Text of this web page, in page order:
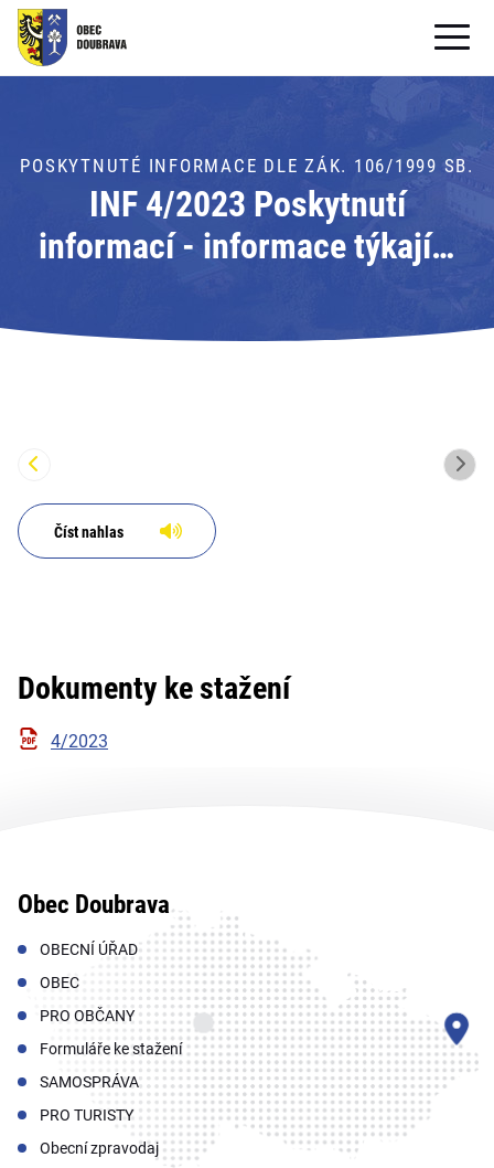
OBECNÍ ÚŘAD
PRO OBČANY
Formuláře ke stažení
PRO TURISTY
POSKYTNUTÉ INFORMACE DLE ZÁK. 106/1999 SB.
INF 4/2023 Poskytnutí
informací - informace týkající
Číst nahlas
Dokumenty ke stažení
4/2023
Obec Doubrava
OBECNÍ ÚŘAD
OBEC
PRO OBČANY
Formuláře ke stažení
SAMOSPRÁVA
PRO TURISTY
Obecní zpravodaj